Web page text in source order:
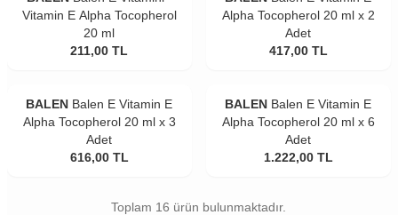
Vitamin E Alpha Tocopherol
20 ml
211,00 TL
Alpha Tocopherol 20 ml x 2
Adet
417,00 TL
BALEN Balen E Vitamin E
Alpha Tocopherol 20 ml x 3
Adet
616,00 TL
BALEN Balen E Vitamin E
Alpha Tocopherol 20 ml x 6
Adet
1.222,00 TL
Toplam 16 ürün bulunmaktadır.